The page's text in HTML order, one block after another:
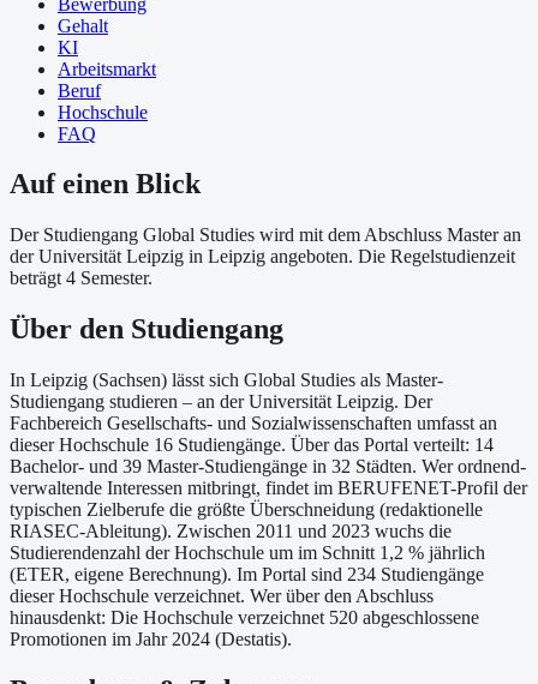
Gehalt
KI
Arbeitsmarkt
Beruf
Hochschule
FAQ
Auf einen Blick
Der Studiengang Global Studies wird mit dem Abschluss Master an
der Universität Leipzig in Leipzig angeboten. Die Regelstudienzeit
beträgt 4 Semester.
Über den Studiengang
In Leipzig (Sachsen) lässt sich Global Studies als Master-
Studiengang studieren – an der Universität Leipzig. Der
Fachbereich Gesellschafts- und Sozialwissenschaften umfasst an
dieser Hochschule 16 Studiengänge. Über das Portal verteilt: 14
Bachelor- und 39 Master-Studiengänge in 32 Städten. Wer ordnend-
verwaltende Interessen mitbringt, findet im BERUFENET-Profil der
typischen Zielberufe die größte Überschneidung (redaktionelle
RIASEC-Ableitung). Zwischen 2011 und 2023 wuchs die
Studierendenzahl der Hochschule um im Schnitt 1,2 % jährlich
(ETER, eigene Berechnung). Im Portal sind 234 Studiengänge
dieser Hochschule verzeichnet. Wer über den Abschluss
hinausdenkt: Die Hochschule verzeichnet 520 abgeschlossene
Promotionen im Jahr 2024 (Destatis).